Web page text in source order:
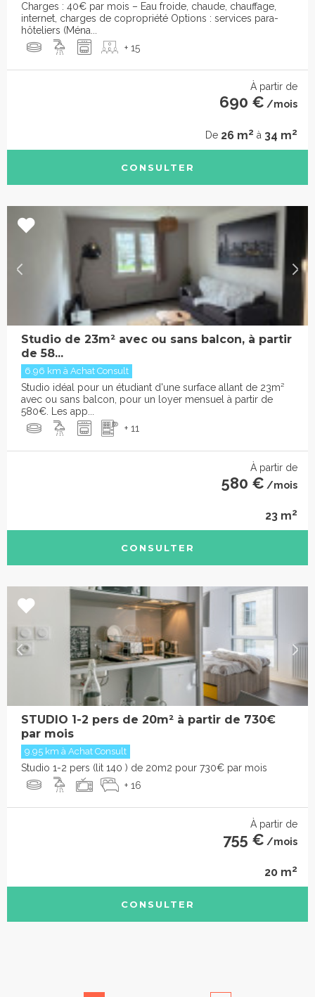
Charges : 40€ par mois – Eau froide, chaude, chauffage,
internet, charges de copropriété Options : services para-
hôteliers (Ména...
+ 15
À partir de
690 € /mois
De 26 m2 à 34 m2
CONSULTER
Studio de 23m² avec ou sans balcon, à partir
de 58...
6.96 km à Achat Consult
Studio idéal pour un étudiant d'une surface allant de 23m²
avec ou sans balcon, pour un loyer mensuel à partir de
580€. Les app...
+ 11
À partir de
580 € /mois
23 m2
CONSULTER
STUDIO 1-2 pers de 20m² à partir de 730€
par mois
9.95 km à Achat Consult
Studio 1-2 pers (lit 140 ) de 20m2 pour 730€ par mois
+ 16
À partir de
755 € /mois
20 m2
CONSULTER